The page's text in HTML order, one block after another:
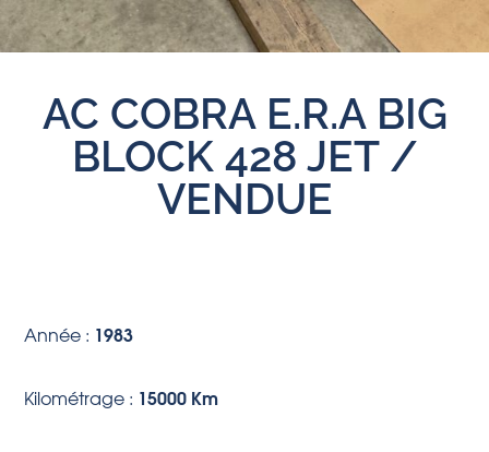
AC COBRA E.R.A BIG
BLOCK 428 JET /
VENDUE
Année : 1983
Kilométrage : 15000 Km